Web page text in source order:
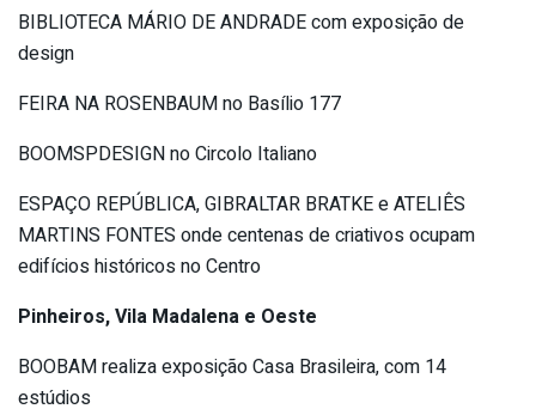
BIBLIOTECA MÁRIO DE ANDRADE com exposição de
design
FEIRA NA ROSENBAUM no Basílio 177
BOOMSPDESIGN no Circolo Italiano
ESPAÇO REPÚBLICA, GIBRALTAR BRATKE e ATELIÊS
MARTINS FONTES onde centenas de criativos ocupam
edifícios históricos no Centro
Pinheiros, Vila Madalena e Oeste
BOOBAM realiza exposição Casa Brasileira, com 14
estúdios